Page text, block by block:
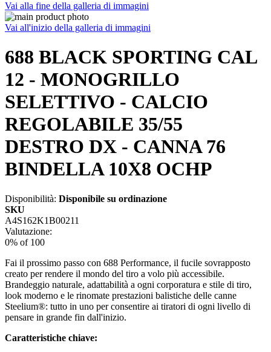
Vai alla fine della galleria di immagini
Vai all'inizio della galleria di immagini
688 BLACK SPORTING CAL
12 - MONOGRILLO
SELETTIVO - CALCIO
REGOLABILE 35/55
DESTRO DX - CANNA 76
BINDELLA 10X8 OCHP
Disponibilità: Disponibile su ordinazione
SKU
A4S162K1B00211
Valutazione:
0% of 100
Fai il prossimo passo con 688 Performance, il fucile sovrapposto
creato per rendere il mondo del tiro a volo più accessibile.
Brandeggio naturale, adattabilità a ogni corporatura e stile di tiro,
look moderno e le rinomate prestazioni balistiche delle canne
Steelium®: tutto in uno per consentire ai tiratori di ogni livello di
pensare in grande fin dall'inizio.
Caratteristiche chiave: